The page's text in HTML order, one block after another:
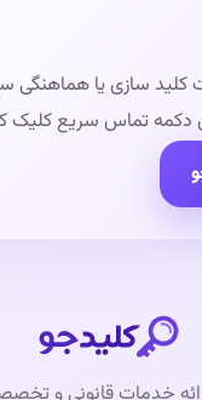
سازی یا هماهنگی
دکمه تماس سریع کلیک